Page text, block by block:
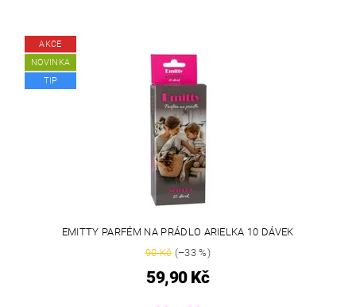
AKCE
NOVINKA
TIP
EMITTY PARFÉM NA PRÁDLO ARIELKA 10 DÁVEK
90 Kč(–33 %)
59,90 Kč